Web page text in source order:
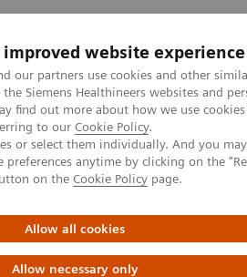
improved website experience
our partners use cookies and other
Siemens Healthineers websites and
find out more about how we use
to our Cookie Policy.
or select them individually. And you
preferences anytime by clicking on the
on the Cookie Policy page.
Allow all cookies
Allow necessary only
O nas Edukacja i
Healthcare IT
Space